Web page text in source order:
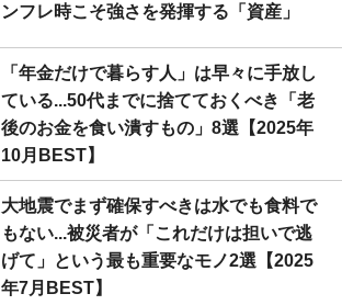
ンフレ時こそ強さを発揮する「資産」
「年金だけで暮らす人」は早々に手放し
ている...50代までに捨てておくべき「老
後のお金を食い潰すもの」8選【2025年
10月BEST】
大地震でまず確保すべきは水でも食料で
もない...被災者が「これだけは担いで逃
げて」という最も重要なモノ2選【2025
年7月BEST】